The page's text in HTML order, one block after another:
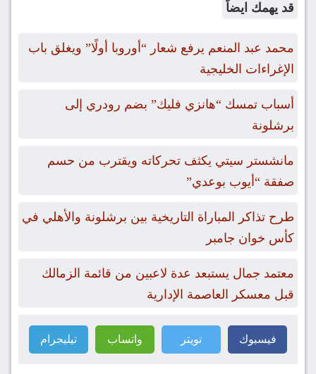
قد يهمك ايضاً
محمد عبد المنعم يرفع شعار “أوروبا أولًا” ويغلق باب
الإغراءات الخليجية
أسباب تمسك “هانزي فليك” بضم رودري إلى
برشلونة
مانشستر سيتي يكثف تحركاته ويقترب من حسم
صفقة “أيوب بوعدي”
طرح تذاكر المباراة التاريخية بين برشلونة والأهلي في
كأس خوان جامبر
معتمد جمال يستبعد عدة لاعبين من قائمة الزمالك
قبل معسكر العاصمة الإدارية
فيسبوك تويتر واتساب تيليجرام